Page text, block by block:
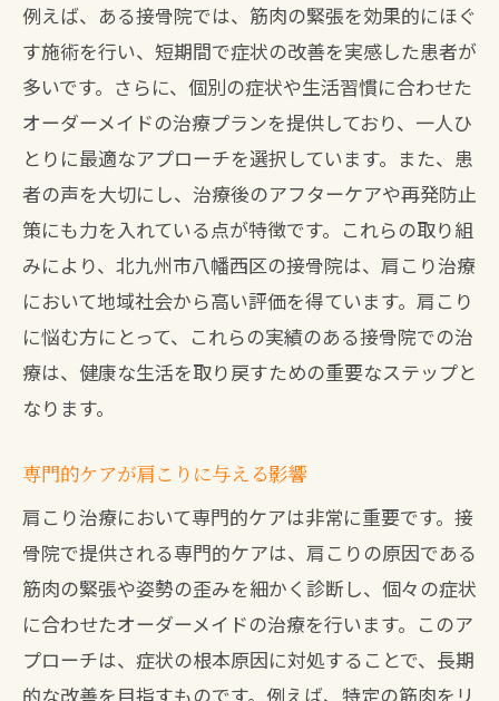
例えば、ある接骨院では、筋肉の緊張を効果的にほぐ
す施術を行い、短期間で症状の改善を実感した患者が
多いです。さらに、個別の症状や生活習慣に合わせた
オーダーメイドの治療プランを提供しており、一人ひ
とりに最適なアプローチを選択しています。また、患
者の声を大切にし、治療後のアフターケアや再発防止
策にも力を入れている点が特徴です。これらの取り組
みにより、北九州市八幡西区の接骨院は、肩こり治療
において地域社会から高い評価を得ています。肩こり
に悩む方にとって、これらの実績のある接骨院での治
療は、健康な生活を取り戻すための重要なステップと
なります。
専門的ケアが肩こりに与える影響
肩こり治療において専門的ケアは非常に重要です。接
骨院で提供される専門的ケアは、肩こりの原因である
筋肉の緊張や姿勢の歪みを細かく診断し、個々の症状
に合わせたオーダーメイドの治療を行います。このア
プローチは、症状の根本原因に対処することで、長期
的な改善を目指すものです。例えば、特定の筋肉をリ